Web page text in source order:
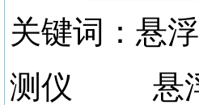
关键词：
测仪 悬浮